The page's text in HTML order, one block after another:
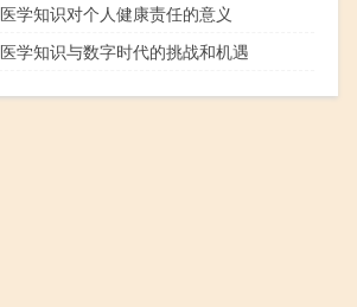
医学知识对个人健康责任的意义
医学知识与数字时代的挑战和机遇